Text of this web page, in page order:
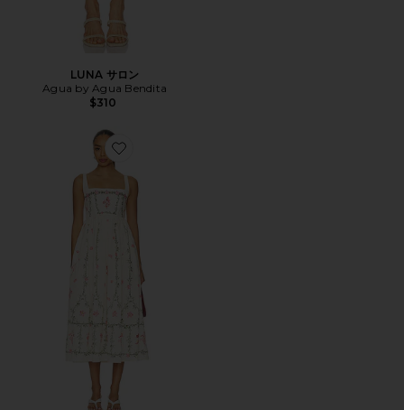
LUNA サロン
Agua by Agua Bendita
$310
Favorite BRBARA ミディ丈ドレス